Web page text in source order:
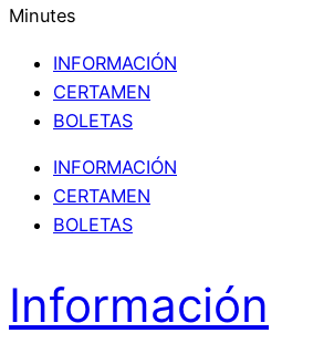
Minutes
INFORMACIÓN
CERTAMEN
BOLETAS
INFORMACIÓN
CERTAMEN
BOLETAS
Información